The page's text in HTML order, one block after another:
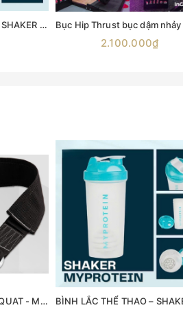
BÌNH LẮC THỂ THAO – SHAKER MYPROTEIN 600ML
2.100.000₫
ĐAI LƯNG MÁY BELT SQUAT - Máy gánh đùi với dây đai Belt Squat